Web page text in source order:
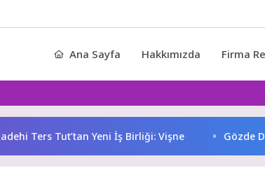
Ana Sayfa Hakkımızda Firma
Tut’tan Yeni İş Birliği: Vişne Gözde